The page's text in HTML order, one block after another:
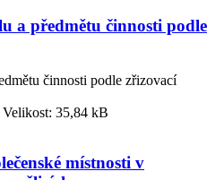
a předmětu činnosti podle
činnosti podle zřizovací
35,84 kB
místnosti v